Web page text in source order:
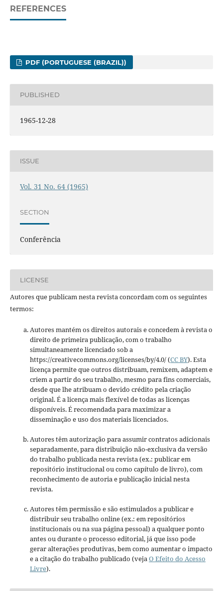
REFERENCES
PDF (PORTUGUESE (BRAZIL))
PUBLISHED
1965-12-28
ISSUE
Vol. 31 No. 64 (1965)
SECTION
Conferência
LICENSE
Autores que publicam nesta revista concordam com os seguintes
termos:
Autores mantém os direitos autorais e concedem à revista o
direito de primeira publicação, com o trabalho
simultaneamente licenciado sob a
https://creativecommons.org/licenses/by/4.0/ (CC BY). Esta
licença permite que outros distribuam, remixem, adaptem e
criem a partir do seu trabalho, mesmo para fins comerciais,
desde que lhe atribuam o devido crédito pela criação
original. É a licença mais flexível de todas as licenças
disponíveis. É recomendada para maximizar a
disseminação e uso dos materiais licenciados.
Autores têm autorização para assumir contratos adicionais
separadamente, para distribuição não-exclusiva da versão
do trabalho publicada nesta revista (ex.: publicar em
repositório institucional ou como capítulo de livro), com
reconhecimento de autoria e publicação inicial nesta
revista.
Autores têm permissão e são estimulados a publicar e
distribuir seu trabalho online (ex.: em repositórios
institucionais ou na sua página pessoal) a qualquer ponto
antes ou durante o processo editorial, já que isso pode
gerar alterações produtivas, bem como aumentar o impacto
e a citação do trabalho publicado (vejaO Efeito do Acesso
Livre).